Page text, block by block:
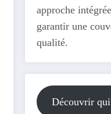
approche
garantir une
qualité.
Découvrir